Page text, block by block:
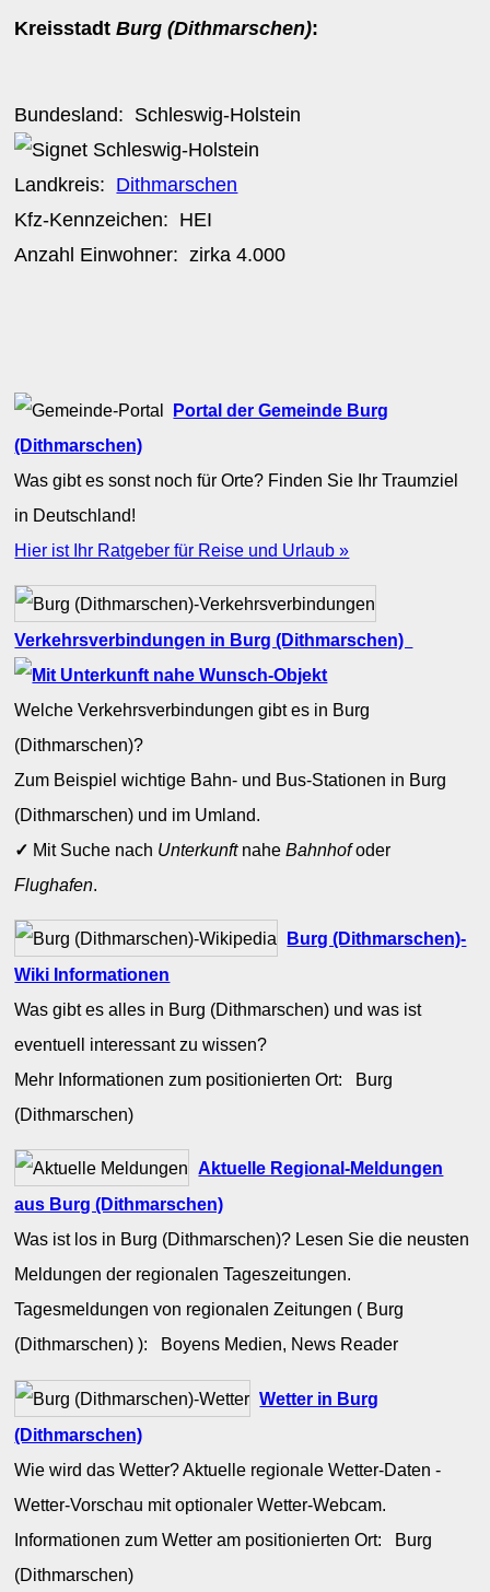
KreisstadtBurg (Dithmarschen):
Bundesland: Schleswig-Holstein
Landkreis: Dithmarschen
Kfz-Kennzeichen: HEI
Anzahl Einwohner: zirka4.000
Portal der Gemeinde Burg
(Dithmarschen)
Was gibt es sonst noch für Orte? Finden Sie Ihr Traumziel
in Deutschland!
Hier ist Ihr Ratgeber für Reise und Urlaub »
Verkehrsverbindungen in Burg (Dithmarschen)
Welche Verkehrsverbindungen gibt es in Burg
(Dithmarschen)?
Zum Beispiel wichtige Bahn- und Bus-Stationen in Burg
(Dithmarschen) und im Umland.
✓ Mit Suche nach UnterkunftnaheBahnhofoder
Flughafen.
Burg (Dithmarschen)-
Wiki Informationen
Was gibt es alles in Burg (Dithmarschen) und was ist
eventuell interessant zu wissen?
Mehr Informationen zum positionierten Ort: Burg
(Dithmarschen)
Aktuelle Regional-Meldungen
aus Burg (Dithmarschen)
Was ist los in Burg (Dithmarschen)? Lesen Sie die neusten
Meldungen der regionalen Tageszeitungen.
Tagesmeldungen von regionalen Zeitungen ( Burg
(Dithmarschen) ): Boyens Medien, News Reader
Wetter in Burg
(Dithmarschen)
Wie wird das Wetter? Aktuelle regionale Wetter-Daten -
Wetter-Vorschau mit optionaler Wetter-Webcam.
Informationen zum Wetter am positionierten Ort: Burg
(Dithmarschen)